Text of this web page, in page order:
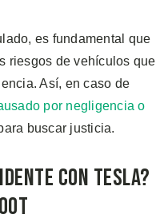
es fundamental que
riesgos de vehículos que
Así, en caso de
por negligencia o
buscar justicia.
con Tesla?